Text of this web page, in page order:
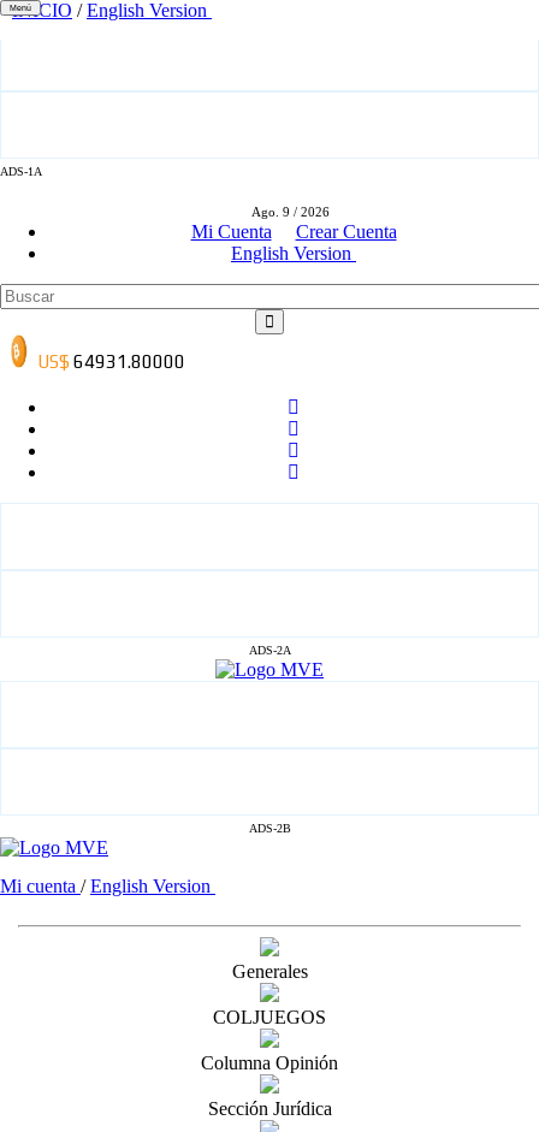
ADS-1A
Ago. 9 / 2026
Mi Cuenta
Crear Cuenta
English Version
ADS-2A
ADS-2B
Menú
INICIO /English Version
Mi cuenta /English Version
Generales
COLJUEGOS
Columna Opinión
Sección Jurídica
ADS-3B